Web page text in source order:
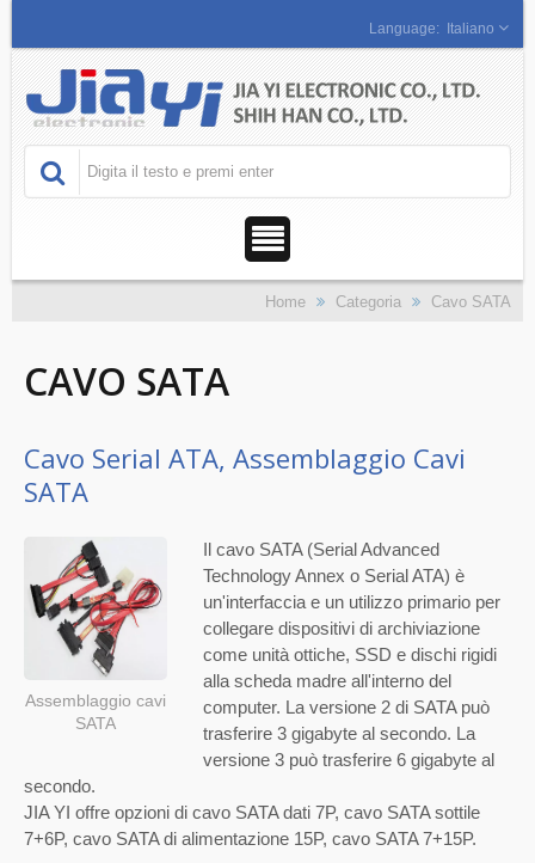
Italiano
Home Categoria Cavo SATA
CAVO SATA
Cavo Serial ATA, Assemblaggio Cavi
SATA
Assemblaggio cavi
SATA
Il cavo SATA (Serial Advanced
Technology Annex o Serial ATA) è
un'interfaccia e un utilizzo primario per
collegare dispositivi di archiviazione
come unità ottiche, SSD e dischi rigidi
alla scheda madre all'interno del
computer. La versione 2 di SATA può
trasferire 3 gigabyte al secondo. La
versione 3 può trasferire 6 gigabyte al
secondo.
JIA YI offre opzioni di cavo SATA dati 7P, cavo SATA sottile
7+6P, cavo SATA di alimentazione 15P, cavo SATA 7+15P.